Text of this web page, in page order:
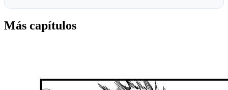
Más capítulos